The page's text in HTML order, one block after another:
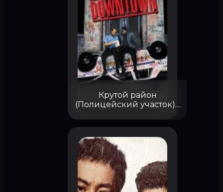
Крутой район
(Полицейский участок) (